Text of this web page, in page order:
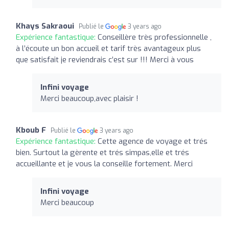
Khays Sakraoui Publié le 3 years ago
Expérience fantastique: Conseillère très professionnelle ,
à l’écoute un bon accueil et tarif très avantageux plus
que satisfait je reviendrais c’est sur !!! Merci à vous
Infini voyage
Merci beaucoup,avec plaisir !
Kboub F Publié le 3 years ago
Expérience fantastique: Cette agence de voyage et trés
bien. Surtout la gèrente et trés simpas,elle et trés
accueillante et je vous la conseille fortement. Merci
Infini voyage
Merci beaucoup